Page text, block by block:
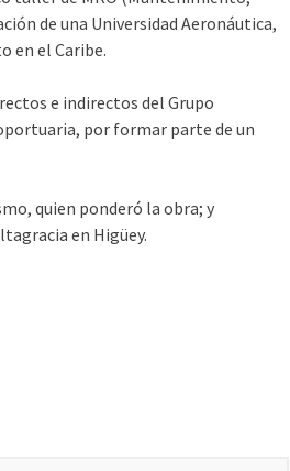
de una Universidad Aeronáutica,
en el Caribe.
e indirectos del Grupo
por formar parte de un
quien ponderó la obra; y
en Higüey.